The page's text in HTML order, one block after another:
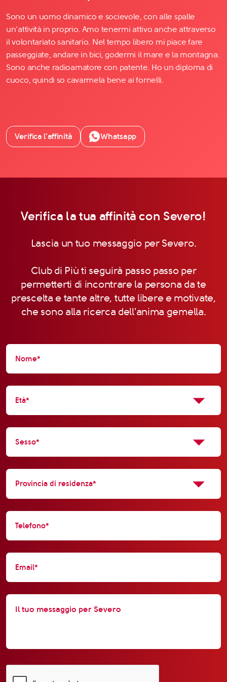
Sono un uomo dinamico e socievole, con alle spalle
un’attività in proprio. Amo tenermi attivo anche attraverso
il volontariato sanitario. Nel tempo libero mi piace fare
passeggiate, andare in bici, godermi il mare e la montagna.
Sono anche radioamatore con patente. Ho un diploma di
cuoco, quindi so cavarmela bene ai fornelli.
Verifica l’affinità Whatsapp
Verifica la tua affinità con Severo!
Lascia un tuo messaggio per Severo.
Club di Più ti seguirà passo passo per
permetterti di incontrare la persona da te
prescelta e tante altre, tutte libere e motivate,
che sono alla ricerca dell'anima gemella.